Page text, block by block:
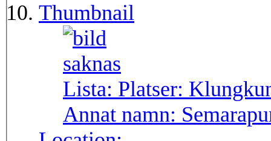
Thumbnail
Lista: Platser:
Annat namn: